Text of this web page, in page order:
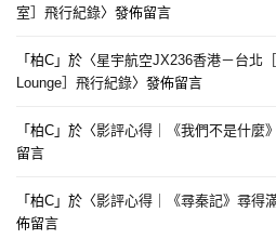
室］飛行紀錄〉發佈留言
「 柏C 」於〈星宇航空JX236香港－台北
Lounge］飛行紀錄〉發佈留言
「 柏C 」於〈影評心得｜《我們不是什麼
留言
「 柏C 」於〈影評心得｜《尋秦記》尋得
佈留言